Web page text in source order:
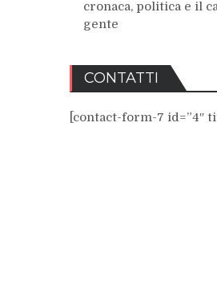
cronaca, politica e il
gente
CONTATTI
[contact-form-7 id=”4″